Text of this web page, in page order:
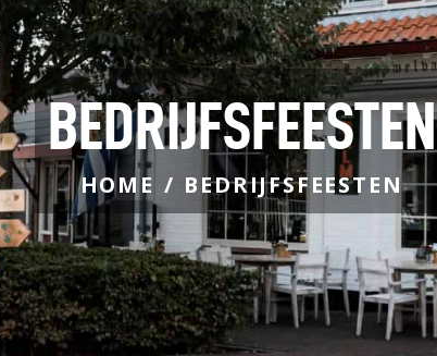
BEDRIJFSFEESTEN
HOME BEDRIJFSFEESTEN